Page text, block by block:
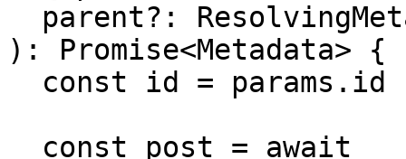
): Promise<Metadata> {